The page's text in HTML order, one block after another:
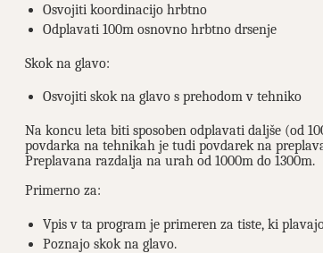
Osvojiti koordinacijo hrbtno
Odplavati 100m osnovno hrbtno drsenje
Skok na glavo:
Osvojiti skok na glavo s prehodom v tehniko
Na koncu leta biti sposoben odplavati daljše (od
povdarka na tehnikah je tudi povdarek na
Preplavana razdalja na urah od 1000m do 1300m.
Primerno za:
Vpis v ta program je primeren za tiste, ki
Poznajo skok na glavo.